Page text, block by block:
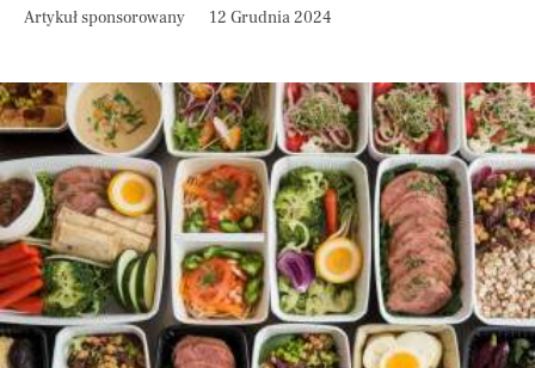
Artykuł sponsorowany 12 Grudnia 2024